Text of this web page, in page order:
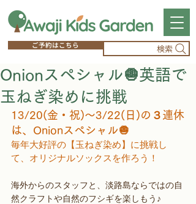
ご予約はこちら 検索
Onionスペシャル🧅英語で
玉ねぎ染めに挑戦
13/20(金・祝)〜3/22(日)の３連休
は、Onionスペシャル🧅
毎年大好評の【玉ねぎ染め】に挑戦し
て、オリジナルソックスを作ろう！
海外からのスタッフと、淡路島ならではの自
然クラフトや自然のフシギを楽しもう♪